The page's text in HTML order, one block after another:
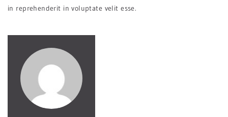
in reprehenderit in voluptate velit esse.